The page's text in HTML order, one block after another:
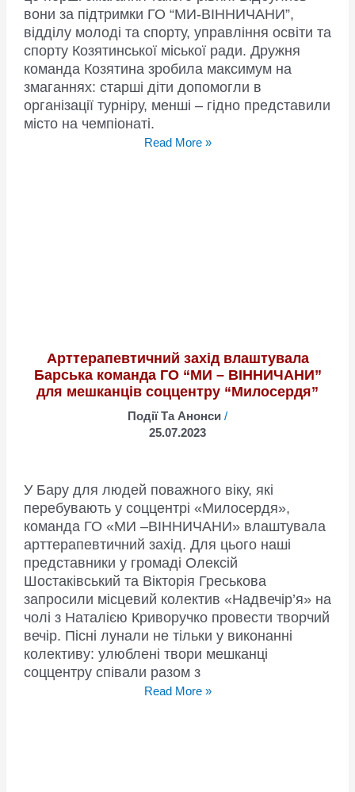
вони за підтримки ГО “МИ-ВІННИЧАНИ”,
відділу молоді та спорту, управління освіти та
спорту Козятинської міської ради. Дружня
команда Козятина зробила максимум на
змаганнях: старші діти допомогли в
організації турніру, менші – гідно представили
місто на чемпіонаті.
Чемпіонат
Read More »
Арттерапевтичний захід влаштувала
Барська команда ГО “МИ – ВІННИЧАНИ”
для мешканців соццентру “Милосердя”
Події Та Анонси /
25.07.2023
У Бару для людей поважного віку, які
перебувають у соццентрі «Милосердя»,
команда ГО «МИ –ВІННИЧАНИ» влаштувала
арттерапевтичний захід. Для цього наші
представники у громаді Олексій
Шостаківський та Вікторія Греськова
запросили місцевий колектив «Надвечір’я» на
чолі з Наталією Криворучко провести творчий
вечір. Пісні лунали не тільки у виконанні
колективу: улюблені твори мешканці
соццентру співали разом з
Арттерапевтичний
Read More »